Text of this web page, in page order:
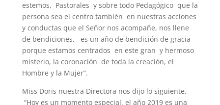
estemos, Pastorales y sobre todo Pedagógico que la
persona sea el centro también en nuestras acciones
y conductas que el Señor nos acompañe, nos llene
de bendiciones, es un año de bendición de gracia
porque estamos centrados en este gran y hermoso
misterio, la coronación de toda la creación, el
Hombre y la Mujer”.
Miss Doris nuestra Directora nos dijo lo siguiente.
“Hoy es un momento especial, el año 2019 es una